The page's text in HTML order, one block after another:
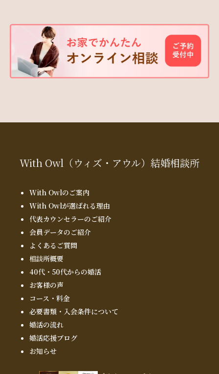
With Owl （ウィズ・アウル） 結婚相談所
With Owlのご案内
With Owlが選ばれる理由
代表カウンセラーのご紹介
会員データのご紹介
よくあるご質問
相談所概要
40代・50代からの婚活
お客様の声
コース・料金
必要書類・入会条件について
婚活の流れ
婚活応援ブログ
お知らせ